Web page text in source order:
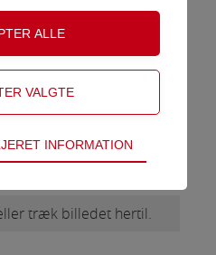
gør
træk billedet hertil.
for hjemmesidens
og kan derfor
INFORMATION